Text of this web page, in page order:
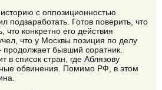
с оппозиционностью
подзаработать. Готов поверить, что
конкретно его действия
что у Москвы позиция по делу
бывший соратник.
в список стран, где Аблязову
обвинения. Помимо РФ, в этом